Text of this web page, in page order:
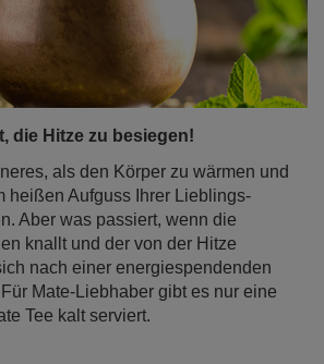
die Hitze zu besiegen!
als den Körper zu wärmen und
heißen Aufguss Ihrer Lieblings-
Aber was passiert, wenn die
knallt und der von der Hitze
nach einer energiespendenden
Mate-Liebhaber gibt es nur eine
Tee kalt serviert.